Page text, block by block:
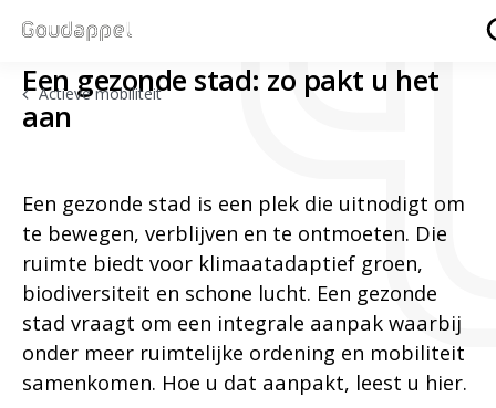
Actieve mobiliteit
Een gezonde stad: zo pakt u het
aan
Een gezonde stad is een plek die uitnodigt om
te bewegen, verblijven en te ontmoeten. Die
ruimte biedt voor klimaatadaptief groen,
biodiversiteit en schone lucht. Een gezonde
stad vraagt om een integrale aanpak waarbij
onder meer ruimtelijke ordening en mobiliteit
samenkomen. Hoe u dat aanpakt, leest u hier.